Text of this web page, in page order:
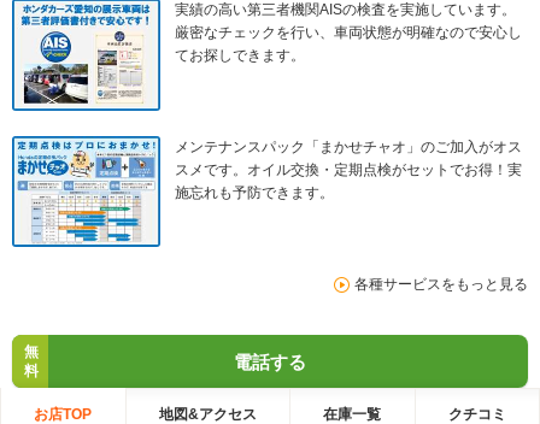
実績の高い第三者機関AISの検査を実施しています。
厳密なチェックを行い、車両状態が明確なので安心し
てお探しできます。
メンテナンスパック「まかせチャオ」のご加入がオス
スメです。オイル交換・定期点検がセットでお得！実
施忘れも予防できます。
各種サービスをもっと見る
無
料
電話する
お店TOP 地図&アクセス 在庫一覧 クチコミ